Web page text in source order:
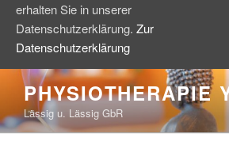
Zum
Inhalt
springen
PHYSIOTHERAPIE
Lässig u. Lässig GbR
erhalten Sie in unserer
Datenschutzerklärung. Zur
Datenschutzerklärung